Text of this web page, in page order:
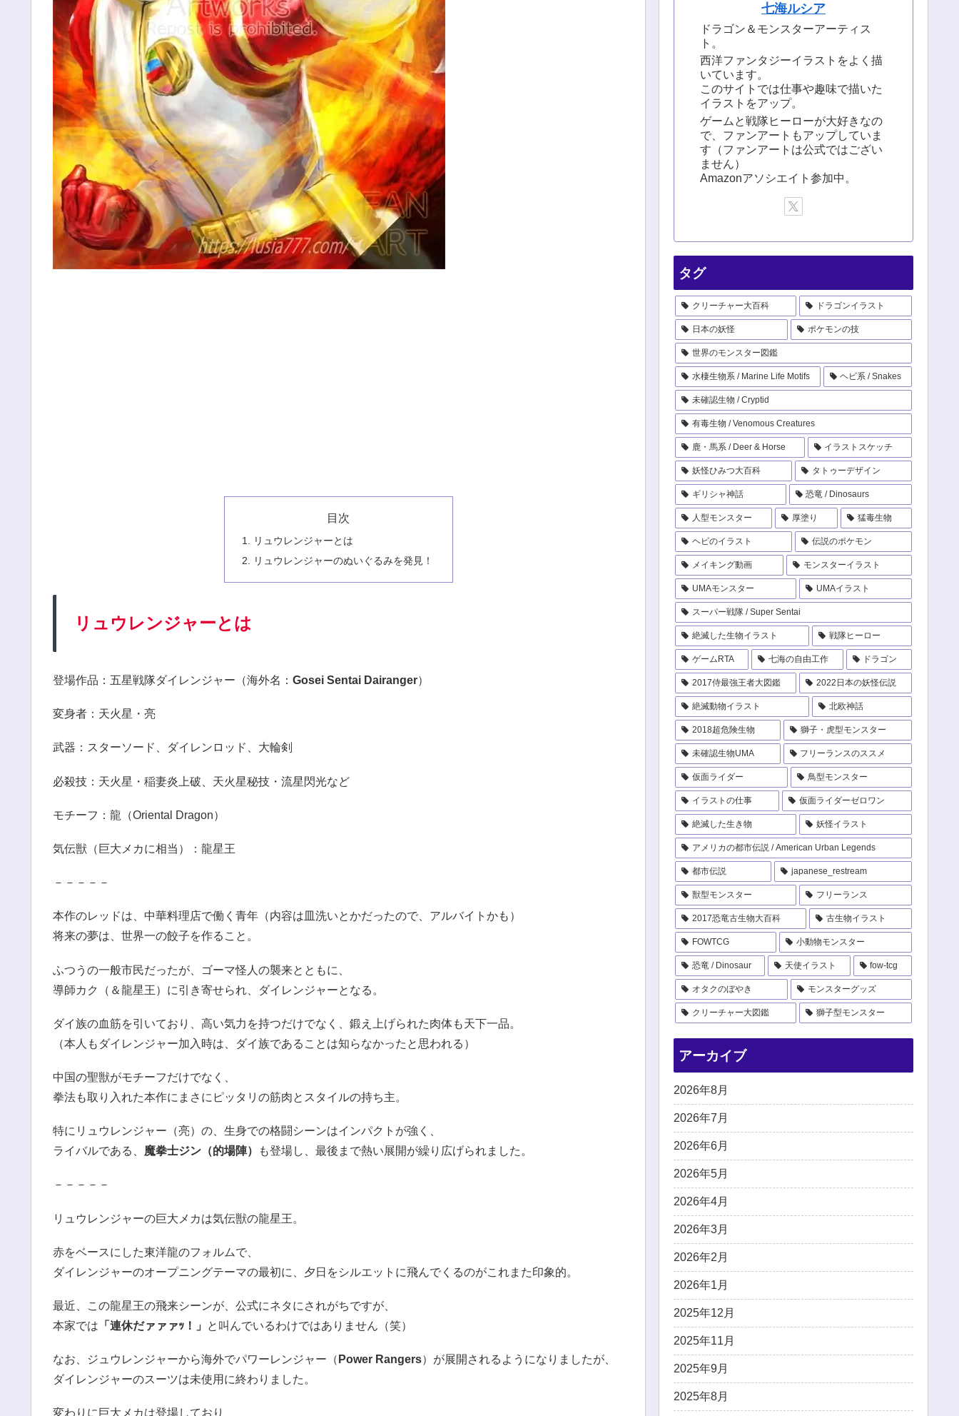
目次
リュウレンジャーとは
リュウレンジャーのぬいぐるみを発見！
リュウレンジャーとは
登場作品：五星戦隊ダイレンジャー（海外名： Gosei Sentai Dairanger）
変身者：天火星・亮
武器：スターソード、ダイレンロッド、大輪剣
必殺技：天火星・稲妻炎上破、天火星秘技・流星閃光など
モチーフ：龍（Oriental Dragon）
気伝獣（巨大メカに相当）：龍星王
－－－－－
本作のレッドは、中華料理店で働く青年（内容は皿洗いとかだったので、アルバイトかも）
将来の夢は、世界一の餃子を作ること。
ふつうの一般市民だったが、ゴーマ怪人の襲来とともに、
導師カク（＆龍星王）に引き寄せられ、ダイレンジャーとなる。
ダイ族の血筋を引いており、高い気力を持つだけでなく、鍛え上げられた肉体も天下一品。
（本人もダイレンジャー加入時は、ダイ族であることは知らなかったと思われる）
中国の聖獣がモチーフだけでなく、
拳法も取り入れた本作にまさにピッタリの筋肉とスタイルの持ち主。
特にリュウレンジャー（亮）の、生身での格闘シーンはインパクトが強く、
ライバルである、 魔拳士ジン（的場陣） も登場し、最後まで熱い展開が繰り広げられました。
－－－－－
リュウレンジャーの巨大メカは気伝獣の龍星王。
赤をベースにした東洋龍のフォルムで、
ダイレンジャーのオープニングテーマの最初に、夕日をシルエットに飛んでくるのがこれまた印象的。
最近、この龍星王の飛来シーンが、公式にネタにされがちですが、
本家では 「連休だァァァｯ！」 と叫んでいるわけではありません（笑）
なお、ジュウレンジャーから海外でパワーレンジャー（ Power Rangers）が展開されるようになりましたが、
ダイレンジャーのスーツは未使用に終わりました。
変わりに巨大メカは登場しており、
七海ルシア
ドラゴン＆モンスターアーティス
ト。
西洋ファンタジーイラストをよく描
いています。
このサイトでは仕事や趣味で描いた
イラストをアップ。
ゲームと戦隊ヒーローが大好きなの
で、ファンアートもアップしていま
す（ファンアートは公式ではござい
ません）
Amazonアソシエイト参加中。
タグ
クリーチャー大百科 ドラゴンイラスト
日本の妖怪 ポケモンの技
世界のモンスター図鑑
水棲生物系 / Marine Life Motifs ヘビ系 / Snakes
未確認生物 / Cryptid
有毒生物 / Venomous Creatures
鹿・馬系 / Deer & Horse イラストスケッチ
妖怪ひみつ大百科 タトゥーデザイン
ギリシャ神話 恐竜 / Dinosaurs
人型モンスター 厚塗り 猛毒生物
ヘビのイラスト 伝説のポケモン
メイキング動画 モンスターイラスト
UMAモンスター UMAイラスト
スーパー戦隊 / Super Sentai
絶滅した生物イラスト 戦隊ヒーロー
ゲームRTA 七海の自由工作 ドラゴン
2017侍最強王者大図鑑 2022日本の妖怪伝説
絶滅動物イラスト 北欧神話
2018超危険生物 獅子・虎型モンスター
未確認生物UMA フリーランスのススメ
仮面ライダー 鳥型モンスター
イラストの仕事 仮面ライダーゼロワン
絶滅した生き物 妖怪イラスト
アメリカの都市伝説 / American Urban Legends
都市伝説 japanese_restream
獣型モンスター フリーランス
2017恐竜古生物大百科 古生物イラスト
FOWTCG 小動物モンスター
恐竜 / Dinosaur 天使イラスト fow-tcg
オタクのぼやき モンスターグッズ
クリーチャー大図鑑 獅子型モンスター
アーカイブ
2026年8月
2026年7月
2026年6月
2026年5月
2026年4月
2026年3月
2026年2月
2026年1月
2025年12月
2025年11月
2025年9月
2025年8月